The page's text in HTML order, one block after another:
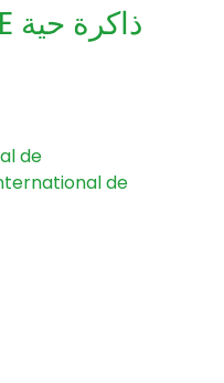
MEMOIRE VIVANTE ذاكرة حية
de
de